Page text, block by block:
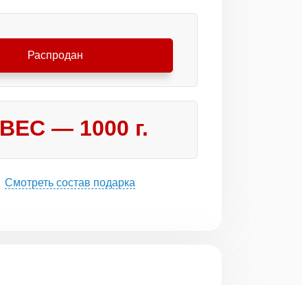
Распродан
ВЕС — 1000 г.
Смотреть состав подарка